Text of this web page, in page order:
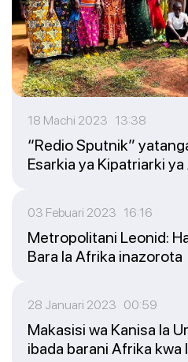
18 Machi 2023 13:38
“Redio Sputnik”
Esarkia ya Kipatriarki
03 Febuari 2023 16:16
Metropolitani Leonid:
Bara la Afrika
28 Januari 2023 00:59
Makasisi wa Kanisa la
ibada barani Afrika kwa